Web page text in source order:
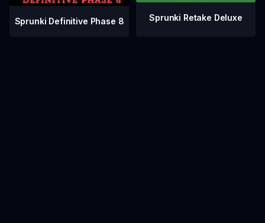
Sprunki Definitive Phase 8 Sprunki Retake Deluxe